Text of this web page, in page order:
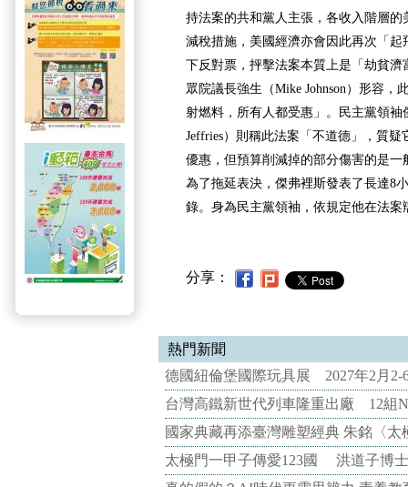
持法案的共和黨人主張，各收入階層
減稅措施，美國經濟亦會因此再次「
下反對票，抨擊法案本質上是「劫貧濟
眾院議長強生（Mike Johnson）形容，
射燃料，所有人都受惠」。民主黨領袖
Jeffries）則稱此法案「不道德」，質
優惠，但預算削減掉的部分傷害的是一
為了拖延表決，傑弗裡斯發表了長達8
錄。身為民主黨領袖，依規定他在法
分享：
熱門新聞
德國紐倫堡國際玩具展 2027年2月2-
台灣高鐵新世代列車隆重出廠 12組
國家典藏再添臺灣雕塑經典 朱銘〈
太極門一甲子傳愛123國 洪道子博